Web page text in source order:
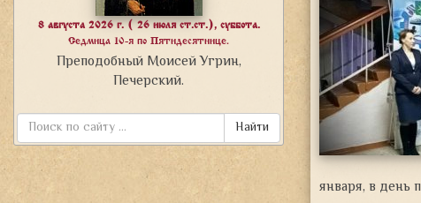
8 августа 2026 г. ( 26 июля ст.ст.), суббота.
Седмица 10-я по Пятидесятнице.
Преподобный Моисей Угрин,
Печерский.
Найти
января, в день